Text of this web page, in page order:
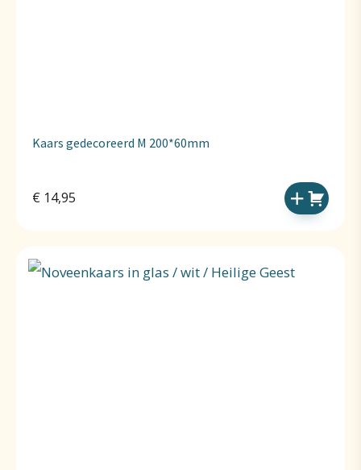
Kaars gedecoreerd M 200*60mm
€ 14,95